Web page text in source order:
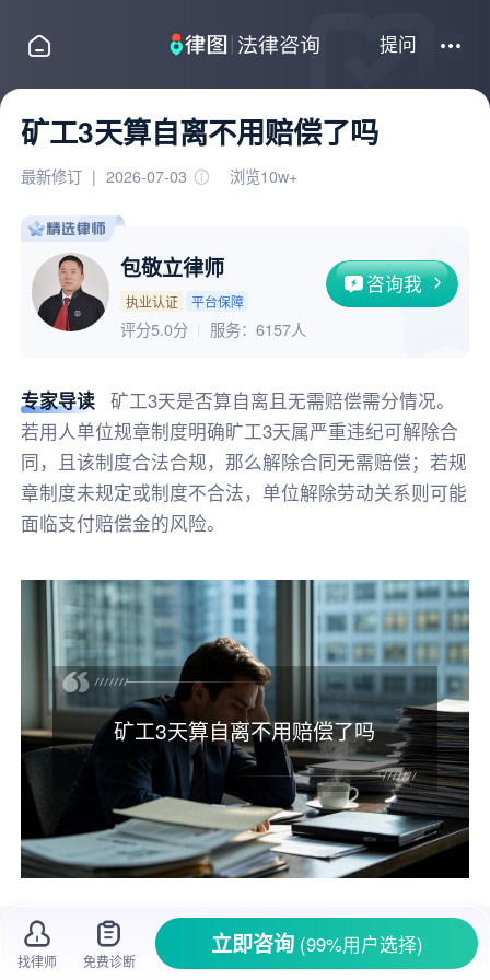
提问
矿工3天算自离不用赔偿了吗
最新修订 | 2026-07-03 浏览10w+
包敬立律师
执业认证 平台保障
咨询我
评分5.0分 服务： 6157人
专家导读
矿工3天是否算自离且无需赔偿需分情况。
若用人单位规章制度明确旷工3天属严重违纪可解除合
同，且该制度合法合规，那么解除合同无需赔偿；若规
章制度未规定或制度不合法，单位解除劳动关系则可能
面临支付赔偿金的风险。
矿工3天算自离不用赔偿了吗
在工作中，员工和单位之间的关系就像一场
合作的舞蹈，需要双方都遵守一定的规则。有时
找律师 免费诊断
立即咨询 (99%用户选择)